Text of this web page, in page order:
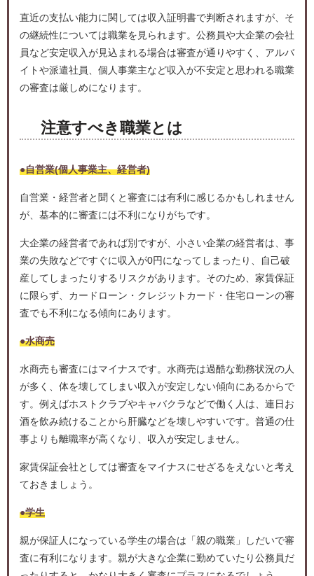
直近の支払い能力に関しては収入証明書で判断されますが、そ
の継続性については職業を見られます。公務員や大企業の会社
員など安定収入が見込まれる場合は審査が通りやすく、アルバ
イトや派遣社員、個人事業主など収入が不安定と思われる職業
の審査は厳しめになります。
注意すべき職業とは
●自営業(個人事業主、経営者)
自営業・経営者と聞くと審査には有利に感じるかもしれません
が、基本的に審査には不利になりがちです。
大企業の経営者であれば別ですが、小さい企業の経営者は、事
業の失敗などですぐに収入が0円になってしまったり、自己破
産してしまったりするリスクがあります。そのため、家賃保証
に限らず、カードローン・クレジットカード・住宅ローンの審
査でも不利になる傾向にあります。
●水商売
水商売も審査にはマイナスです。水商売は過酷な勤務状況の人
が多く、体を壊してしまい収入が安定しない傾向にあるからで
す。例えばホストクラブやキャバクラなどで働く人は、連日お
酒を飲み続けることから肝臓などを壊しやすいです。普通の仕
事よりも離職率が高くなり、収入が安定しません。
家賃保証会社としては審査をマイナスにせざるをえないと考え
ておきましょう。
●学生
親が保証人になっている学生の場合は「親の職業」しだいで審
査に有利になります。親が大きな企業に勤めていたり公務員だ